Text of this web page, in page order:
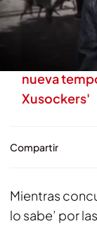
La vecina
momento
Xuso
nueva
Xusockers'
Compartir
Mientras
lo sabe’ por